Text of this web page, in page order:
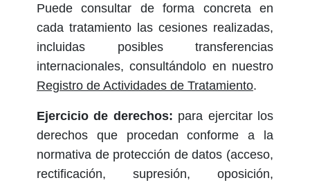
Puede consultar de forma concreta en
cada tratamiento las cesiones realizadas,
incluidas posibles transferencias
internacionales, consultándolo en nuestro
Registro de Actividades de Tratamiento.
Ejercicio de derechos: para ejercitar los
derechos que procedan conforme a la
normativa de protección de datos (acceso,
rectificación, supresión, oposición,